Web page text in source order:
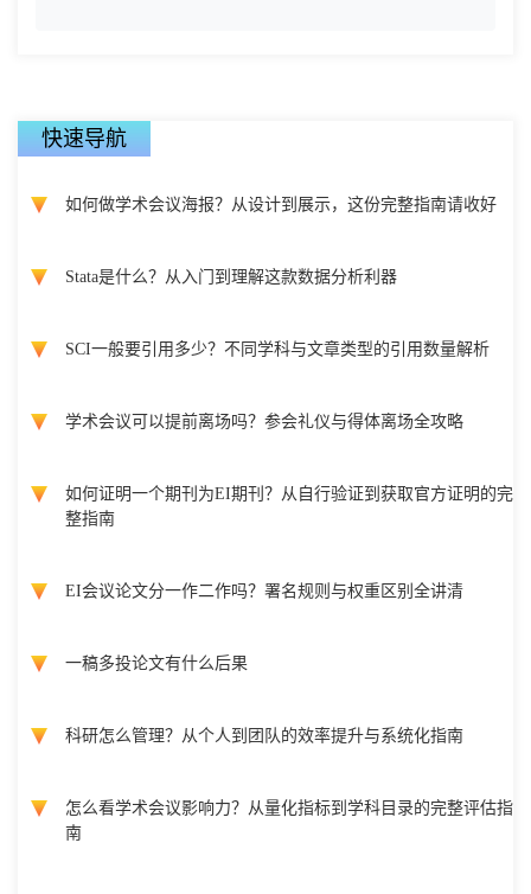
快速导航
如何做学术会议海报？从设计到展示，这份完整指南请收好
Stata是什么？从入门到理解这款数据分析利器
SCI一般要引用多少？不同学科与文章类型的引用数量解析
学术会议可以提前离场吗？参会礼仪与得体离场全攻略
如何证明一个期刊为EI期刊？从自行验证到获取官方证明的完
整指南
EI会议论文分一作二作吗？署名规则与权重区别全讲清
一稿多投论文有什么后果
科研怎么管理？从个人到团队的效率提升与系统化指南
怎么看学术会议影响力？从量化指标到学科目录的完整评估指
南